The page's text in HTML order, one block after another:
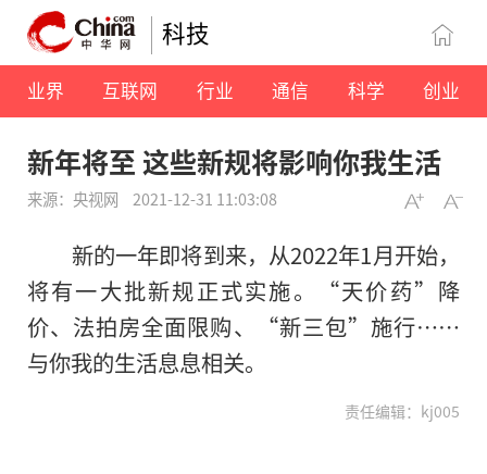
科技
业界 互联网 行业 通信 科学 创业
新年将至 这些新规将影响你我生活
来源：央视网 2021-12-31 11:03:08
新的一年即将到来，从2022年1月开始，
将有一大批新规正式实施。“天价药”降
价、法拍房全面限购、“新三包”施行……
与你我的生活息息相关。
责任编辑：kj005